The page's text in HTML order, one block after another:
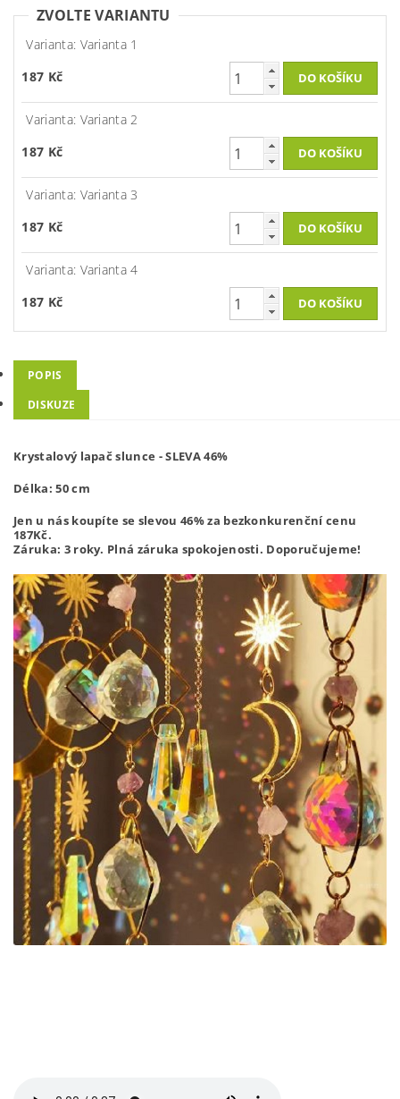
ZVOLTE VARIANTU
Varianta: Varianta 1
187 Kč
Varianta: Varianta 2
187 Kč
Varianta: Varianta 3
187 Kč
Varianta: Varianta 4
187 Kč
POPIS
DISKUZE
Krystalový lapač slunce - SLEVA 46%
Délka: 50 cm
Jen u nás koupíte se slevou 46% za bezkonkurenční cenu
187Kč.
Záruka: 3 roky. Plná záruka spokojenosti. Doporučujeme!